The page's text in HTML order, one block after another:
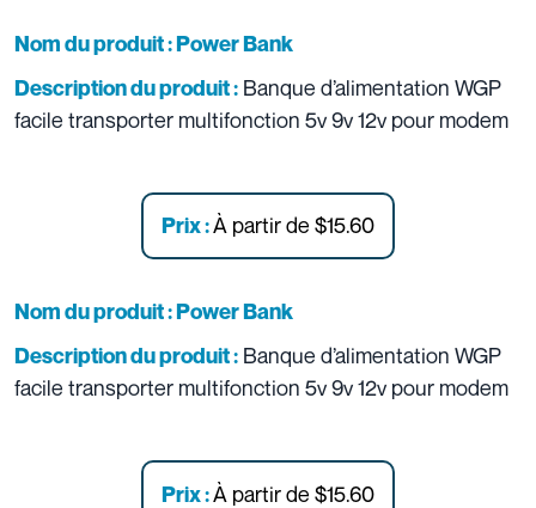
Nom du produit :Power Bank
Description du produit: Banque d’alimentation WGP
facile transporter multifonction 5v 9v 12v pour modem
Prix :À partir de $15.60
Nom du produit :Power Bank
Description du produit: Banque d’alimentation WGP
facile transporter multifonction 5v 9v 12v pour modem
Prix :À partir de $15.60